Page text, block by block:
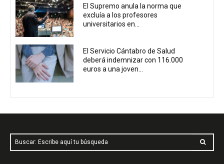
El Supremo anula la norma que
excluía a los profesores
universitarios en...
El Servicio Cántabro de Salud
deberá indemnizar con 116.000
euros a una joven...
Buscar: Escribe aquí tu búsqueda